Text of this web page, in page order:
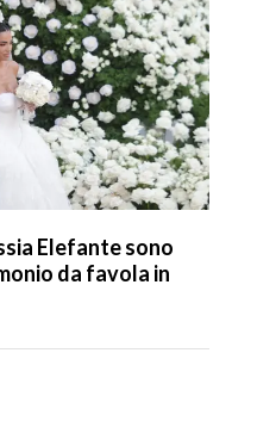
Elefante sono
da favola in